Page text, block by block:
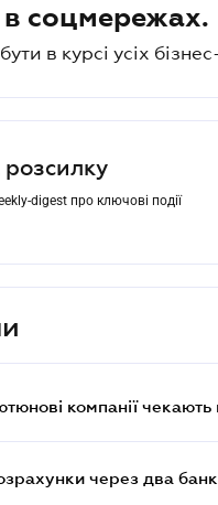
в соцмережах.
в курсі усіх
розсилку
digest про ключові події
компанії
через два